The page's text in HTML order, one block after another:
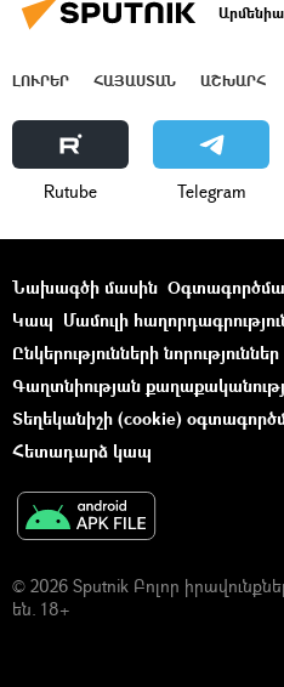
Արմենիա
ԼՈՒՐԵՐ ՀԱՅԱՍՏԱՆ ԱՇԽԱՐՀ
Rutube Telegram
Նախագծի մասին
Կապ Մամուլի
Ընկերությունների նորություններ
Գաղտնիության
Տեղեկանիշի (cookie)
Հետադարձ կապ
© 2026 Sputnik Բոլոր
են. 18+